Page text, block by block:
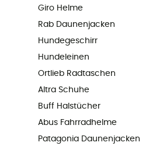
Giro Helme
Rab Daunenjacken
Hundegeschirr
Hundeleinen
Ortlieb Radtaschen
Altra Schuhe
Buff Halstücher
Abus Fahrradhelme
Patagonia Daunenjacken